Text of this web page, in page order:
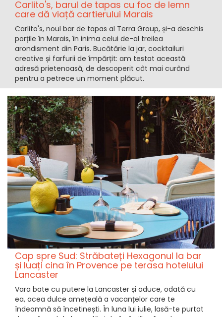
Carlito's, barul de tapas cu foc de lemn
care dă viață cartierului Marais
Carlito's, noul bar de tapas al Terra Group, și-a deschis
porțile în Marais, în inima celui de-al treilea
arondisment din Paris. Bucătărie la jar, cocktailuri
creative și farfurii de împărțit: am testat această
adresă prietenoasă, de descoperit cât mai curând
pentru a petrece un moment plăcut.
Cap spre Sud: Străbateți Hexagonul la bar
și luați cina în Provence pe terasa hotelului
Lancaster
Vara bate cu putere la Lancaster și aduce, odată cu
ea, acea dulce amețeală a vacanțelor care te
îndeamnă să încetinești. În luna lui iulie, lasă-te purtat